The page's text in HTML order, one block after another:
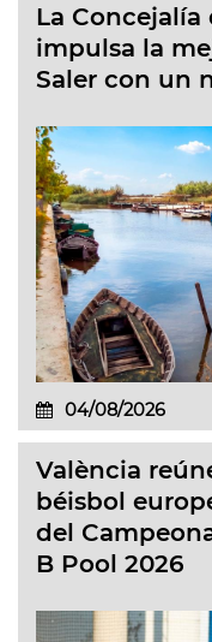
La Concejalía
impulsa la
Saler con un
04/08/2026
València
béisbol
del
B Pool 2026